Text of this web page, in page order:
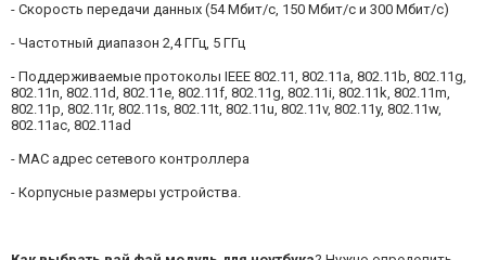
- Скорость передачи данных (54 Мбит/c, 150 Мбит/c и 300 Мбит/c)
- Частотный диапазон 2,4 ГГц, 5 ГГц
- Поддерживаемые протоколы IEEE 802.11, 802.11a, 802.11b, 802.11g,
802.11n, 802.11d, 802.11e, 802.11f, 802.11g, 802.11i, 802.11k, 802.11m,
802.11p, 802.11r, 802.11s, 802.11t, 802.11u, 802.11v, 802.11y, 802.11w,
802.11ac, 802.11ad
- MAC адрес сетевого контроллера
- Корпусные размеры устройства.